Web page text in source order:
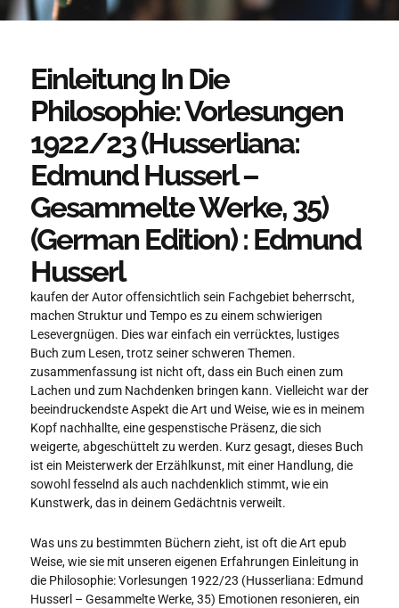
Einleitung In Die
Philosophie: Vorlesungen
1922/23 (Husserliana:
Edmund Husserl –
Gesammelte Werke, 35)
(German Edition) : Edmund
Husserl
kaufen der Autor offensichtlich sein Fachgebiet beherrscht,
machen Struktur und Tempo es zu einem schwierigen
Lesevergnügen. Dies war einfach ein verrücktes, lustiges
Buch zum Lesen, trotz seiner schweren Themen.
zusammenfassung ist nicht oft, dass ein Buch einen zum
Lachen und zum Nachdenken bringen kann. Vielleicht war der
beeindruckendste Aspekt die Art und Weise, wie es in meinem
Kopf nachhallte, eine gespenstische Präsenz, die sich
weigerte, abgeschüttelt zu werden. Kurz gesagt, dieses Buch
ist ein Meisterwerk der Erzählkunst, mit einer Handlung, die
sowohl fesselnd als auch nachdenklich stimmt, wie ein
Kunstwerk, das in deinem Gedächtnis verweilt.
Was uns zu bestimmten Büchern zieht, ist oft die Art epub
Weise, wie sie mit unseren eigenen Erfahrungen Einleitung in
die Philosophie: Vorlesungen 1922/23 (Husserliana: Edmund
Husserl – Gesammelte Werke, 35) Emotionen resonieren, ein